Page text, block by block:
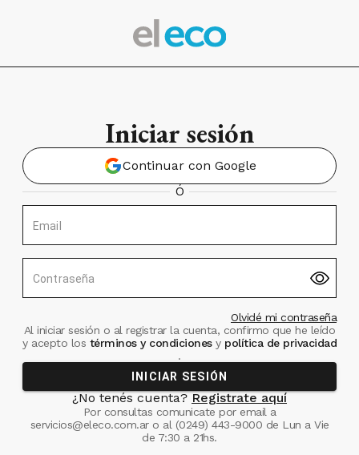
Iniciar sesión
Continuar con Google
Ó
Email
Contraseña
Olvidé mi contraseña
Al iniciar sesión o al registrar la cuenta, confirmo que he leído
y acepto los términos y condiciones ypolítica de privacidad
.
INICIAR SESIÓN
¿No tenés cuenta? Registrate aquí
Por consultas comunicate por email a
servicios@eleco.com.aro al (0249) 443-9000 de Lun a Vie
de 7:30 a 21hs.